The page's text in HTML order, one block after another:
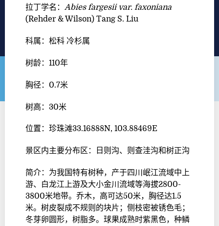
拉丁学名： Abies fargesii var. faxoniana
(Rehder & Wilson) Tang S. Liu
科属：松科 冷杉属
树龄： 110年
胸径： 0.7米
树高： 30米
位置：珍珠滩33.16888N, 103.88469E
景区内主要分布区：日则沟、则查洼沟和树正沟
简介：为我国特有树种，产于四川岷江流域中上
游、白龙江上游及大小金川流域等海拔2800-
3800米地带。乔木，高可达50米，胸径达1.5
米。树皮裂成不规则的块片；侧枝密被锈色毛；
冬芽卵圆形，树脂多。球果成熟时紫黑色，种鳞